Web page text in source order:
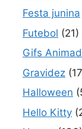
Festa junina
Futebol (21)
Gifs
Gravidez
Halloween
Hello Kitty